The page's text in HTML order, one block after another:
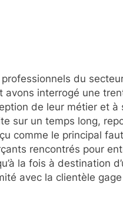
du
avons interrogé une
de leur métier et à
sur un temps long,
comme le principal
rencontrés pour
la fois à destination
avec la clientèle